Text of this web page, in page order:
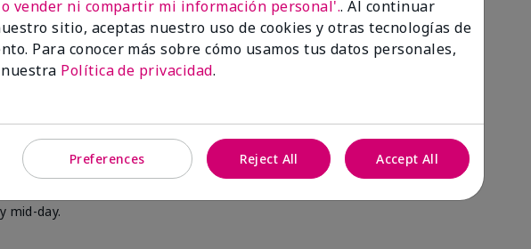
3 0 Marcar esta opinión
last long
mid-day.
vender ni compartir mi información personal'.. Al continuar
sitio, aceptas nuestro uso de cookies y otras tecnologías de
Para conocer más sobre cómo usamos tus datos personales,
Política de privacidad.
Preferences Reject All Accept All